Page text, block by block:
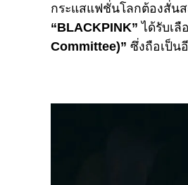
กระแสแฟชั่นโลกต้องสั่นส
“BLACKPINK” ได้รับเลื
Committee)” ซึ่งถือเป็น